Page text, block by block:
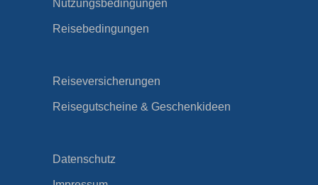
Nutzungsbedingungen
Reisebedingungen
Reiseversicherungen
Reisegutscheine & Geschenkideen
Datenschutz